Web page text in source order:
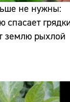
не нужны:
спасает
землю рыхлой